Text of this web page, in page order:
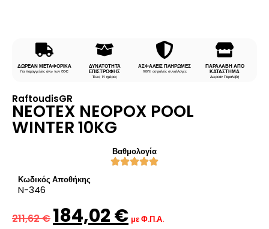
ΔΩΡΕΑΝ ΜΕΤΑΦΟΡΙΚΑ
Για παραγγελίες άνω των 80€
ΔΥΝΑΤΟΤΗΤΑ
ΕΠΙΣΤΡΟΦΗΣ
Έως 14 ημέρες
ΑΣΦΑΛΕΙΣ ΠΛΗΡΩΜΕΣ
100% ασφαλείς συναλλαγές
ΠΑΡΑΛΑΒΗ ΑΠΟ
ΚΑΤΑΣΤΗΜΑ
Δωρεάν Παραλαβή
RaftoudisGR
NEOTEX NEOPOX POOL
WINTER 10KG
Βαθμολογία
Κωδικός Αποθήκης
N-346
211,62€ 184,02€ με Φ.Π.Α.